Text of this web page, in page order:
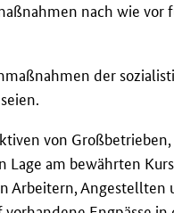
nach wie vor
der
von
am bewährten
Arbeitern, Angestellten